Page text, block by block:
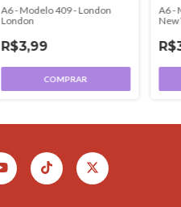
A6 - Modelo 409 - London
London
R$3,99
COMPRAR
A6 -
New